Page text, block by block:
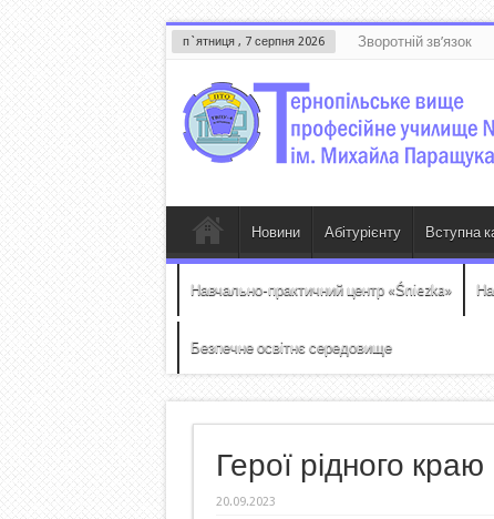
п`ятниця , 7 серпня 2026 Зворотній зв’язок
Новини Абітурієнту Вступна
Навчально-практичний центр «Śniezka»
Безпечне освітнє середовище
Герої рідного краю
20.09.2023